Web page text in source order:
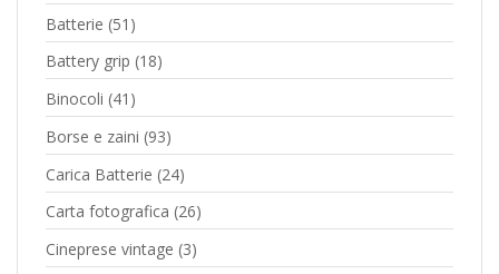
Batterie (51)
Battery grip (18)
Binocoli (41)
Borse e zaini (93)
Carica Batterie (24)
Carta fotografica (26)
Cineprese vintage (3)